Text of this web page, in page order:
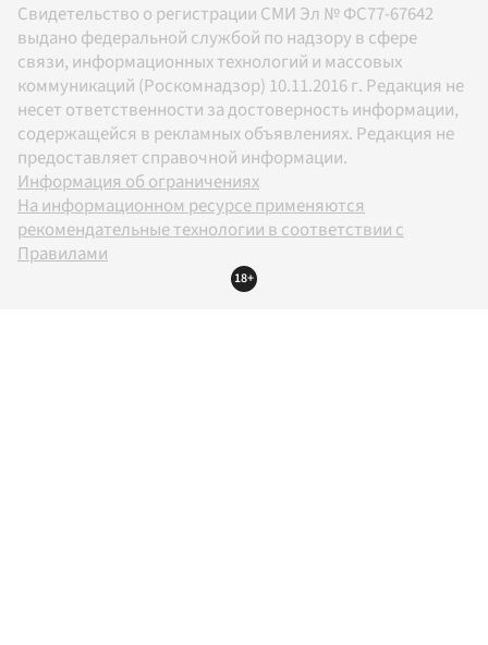
Свидетельство о регистрации СМИ Эл № ФС77-67642
выдано федеральной службой по надзору в сфере
связи, информационных технологий и массовых
коммуникаций (Роскомнадзор) 10.11.2016 г. Редакция не
несет ответственности за достоверность информации,
содержащейся в рекламных объявлениях. Редакция не
предоставляет справочной информации.
Информация об ограничениях
На информационном ресурсе применяются
рекомендательные технологии в соответствии с
Правилами
18+